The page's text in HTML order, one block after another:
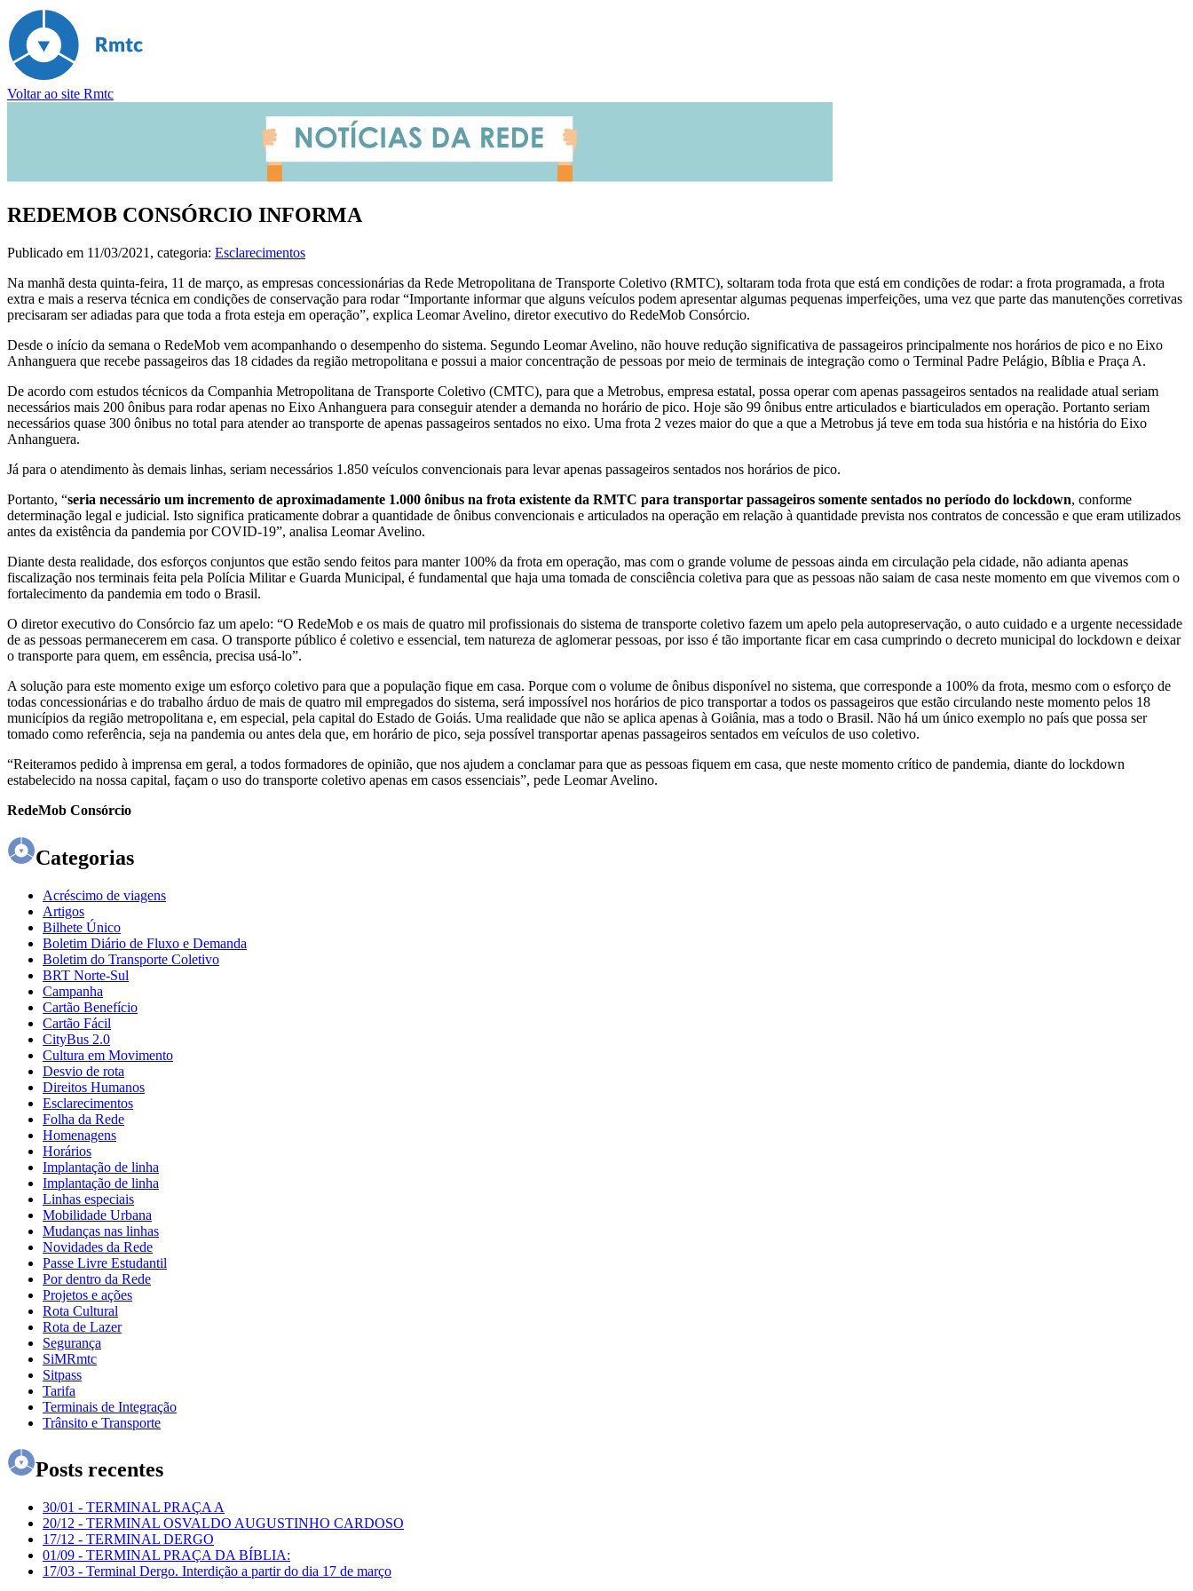
Voltar ao site Rmtc
REDEMOB CONSÓRCIO INFORMA
Publicado em 11/03/2021 , categoria: Esclarecimentos
Na manhã desta quinta-feira, 11 de março, as empresas concessionárias da Rede Metropolitana de Transporte Coletivo (RMTC), soltaram toda frota que está em condições de rodar: a frota programada, a frota
extra e mais a reserva técnica em condições de conservação para rodar “Importante informar que alguns veículos podem apresentar algumas pequenas imperfeições, uma vez que parte das manutenções corretivas
precisaram ser adiadas para que toda a frota esteja em operação”, explica Leomar Avelino, diretor executivo do RedeMob Consórcio.
Desde o início da semana o RedeMob vem acompanhando o desempenho do sistema. Segundo Leomar Avelino, não houve redução significativa de passageiros principalmente nos horários de pico e no Eixo
Anhanguera que recebe passageiros das 18 cidades da região metropolitana e possui a maior concentração de pessoas por meio de terminais de integração como o Terminal Padre Pelágio, Bíblia e Praça A.
De acordo com estudos técnicos da Companhia Metropolitana de Transporte Coletivo (CMTC), para que a Metrobus, empresa estatal, possa operar com apenas passageiros sentados na realidade atual seriam
necessários mais 200 ônibus para rodar apenas no Eixo Anhanguera para conseguir atender a demanda no horário de pico. Hoje são 99 ônibus entre articulados e biarticulados em operação. Portanto seriam
necessários quase 300 ônibus no total para atender ao transporte de apenas passageiros sentados no eixo. Uma frota 2 vezes maior do que a que a Metrobus já teve em toda sua história e na história do Eixo
Anhanguera.
Já para o atendimento às demais linhas, seriam necessários 1.850 veículos convencionais para levar apenas passageiros sentados nos horários de pico.
Portanto, “seria necessário um incremento de aproximadamente 1.000 ônibus na frota existente da RMTC para transportar passageiros somente sentados no período do lockdown, conforme
determinação legal e judicial. Isto significa praticamente dobrar a quantidade de ônibus convencionais e articulados na operação em relação à quantidade prevista nos contratos de concessão e que eram utilizados
antes da existência da pandemia por COVID-19”, analisa Leomar Avelino.
Diante desta realidade, dos esforços conjuntos que estão sendo feitos para manter 100% da frota em operação, mas com o grande volume de pessoas ainda em circulação pela cidade, não adianta apenas
fiscalização nos terminais feita pela Polícia Militar e Guarda Municipal, é fundamental que haja uma tomada de consciência coletiva para que as pessoas não saiam de casa neste momento em que vivemos com o
fortalecimento da pandemia em todo o Brasil.
O diretor executivo do Consórcio faz um apelo: “O RedeMob e os mais de quatro mil profissionais do sistema de transporte coletivo fazem um apelo pela autopreservação, o auto cuidado e a urgente necessidade
de as pessoas permanecerem em casa. O transporte público é coletivo e essencial, tem natureza de aglomerar pessoas, por isso é tão importante ficar em casa cumprindo o decreto municipal do lockdown e deixar
o transporte para quem, em essência, precisa usá-lo”.
A solução para este momento exige um esforço coletivo para que a população fique em casa. Porque com o volume de ônibus disponível no sistema, que corresponde a 100% da frota, mesmo com o esforço de
todas concessionárias e do trabalho árduo de mais de quatro mil empregados do sistema, será impossível nos horários de pico transportar a todos os passageiros que estão circulando neste momento pelos 18
municípios da região metropolitana e, em especial, pela capital do Estado de Goiás. Uma realidade que não se aplica apenas à Goiânia, mas a todo o Brasil. Não há um único exemplo no país que possa ser
tomado como referência, seja na pandemia ou antes dela que, em horário de pico, seja possível transportar apenas passageiros sentados em veículos de uso coletivo.
“Reiteramos pedido à imprensa em geral, a todos formadores de opinião, que nos ajudem a conclamar para que as pessoas fiquem em casa, que neste momento crítico de pandemia, diante do lockdown
estabelecido na nossa capital, façam o uso do transporte coletivo apenas em casos essenciais”, pede Leomar Avelino.
RedeMob Consórcio
Categorias
Acréscimo de viagens
Artigos
Bilhete Único
Boletim Diário de Fluxo e Demanda
Boletim do Transporte Coletivo
BRT Norte-Sul
Campanha
Cartão Benefício
Cartão Fácil
CityBus 2.0
Cultura em Movimento
Desvio de rota
Direitos Humanos
Esclarecimentos
Folha da Rede
Homenagens
Horários
Implantação de linha
Implantação de linha
Linhas especiais
Mobilidade Urbana
Mudanças nas linhas
Novidades da Rede
Passe Livre Estudantil
Por dentro da Rede
Projetos e ações
Rota Cultural
Rota de Lazer
Segurança
SiMRmtc
Sitpass
Tarifa
Terminais de Integração
Trânsito e Transporte
Posts recentes
30/01 - TERMINAL PRAÇA A
20/12 - TERMINAL OSVALDO AUGUSTINHO CARDOSO
17/12 - TERMINAL DERGO
01/09 - TERMINAL PRAÇA DA BÍBLIA:
17/03 - Terminal Dergo. Interdição a partir do dia 17 de março